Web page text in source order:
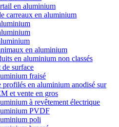
en aluminium
carreaux en aluminium
en aluminium
en aluminium non classés
surface
fraisé
profilés en aluminium anodisé sur
et vente en gros
à revêtement électrique
PVDF
poli